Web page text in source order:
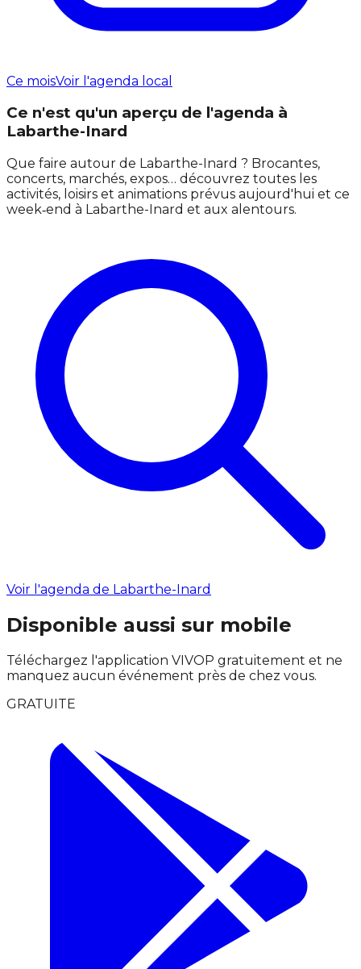
Ce moisVoir l'agenda local
Ce n'est qu'un aperçu de l'agenda à
Labarthe-Inard
Que faire autour de Labarthe-Inard ? Brocantes,
concerts, marchés, expos… découvrez toutes les
activités, loisirs et animations prévus aujourd'hui et ce
week‑end à Labarthe-Inard et aux alentours.
Voir l'agenda de Labarthe-Inard
Disponible aussi sur mobile
Téléchargez l'application VIVOP gratuitement et ne
manquez aucun événement près de chez vous.
GRATUITE